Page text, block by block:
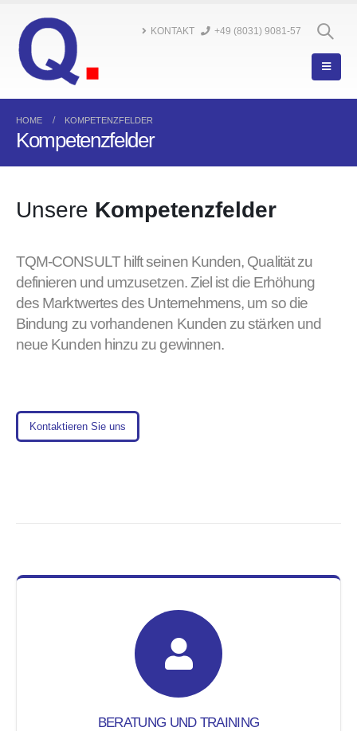
KONTAKT +49 (8031) 9081-57
HOME KOMPETENZFELDER
Kompetenzfelder
Unsere Kompetenzfelder
TQM-CONSULT hilft seinen Kunden, Qualität zu
definieren und umzusetzen. Ziel ist die Erhöhung
des Marktwertes des Unternehmens, um so die
Bindung zu vorhandenen Kunden zu stärken und
neue Kunden hinzu zu gewinnen.
Kontaktieren Sie uns
BERATUNG UND TRAINING